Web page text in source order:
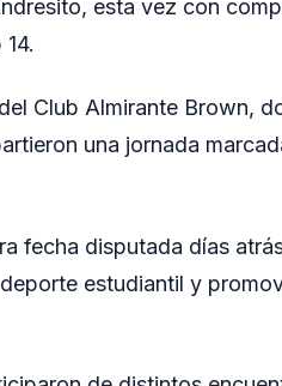
esta vez con
Club Almirante Brown,
una jornada
fecha disputada días
estudiantil y